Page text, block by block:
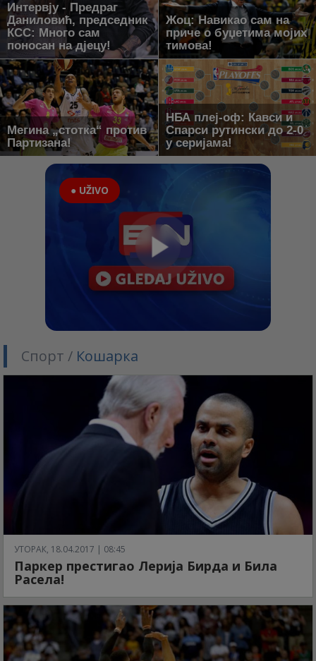
Интервју - Предраг
Даниловић, председник
КСС: Много сам
поносан на дјецу!
Жоц: Навикао сам на
приче о буџетима мојих
тимова!
Мегина „стотка“ против
Партизана!
НБА плеј-оф: Кавси и
Спарси рутински до 2-0
у серијама!
● UŽIVO
Спорт / Кошарка
УТОРАК, 18.04.2017 | 08:45
Паркер престигао Лерија Бирда и Била
Расела!